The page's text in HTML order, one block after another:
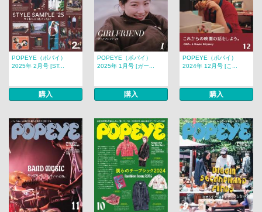
POPEYE（ポパイ）
2025年 2月号 [ST...
購入
POPEYE（ポパイ）
2025年 1月号 [ガー...
購入
POPEYE（ポパイ）
2024年 12月号 [こ...
購入